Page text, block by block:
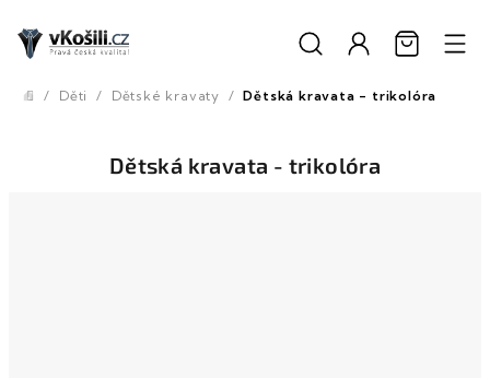
obsah
Domů
/ Děti / Dětské kravaty / Dětská kravata - trikolóra
Dětská kravata - trikolóra